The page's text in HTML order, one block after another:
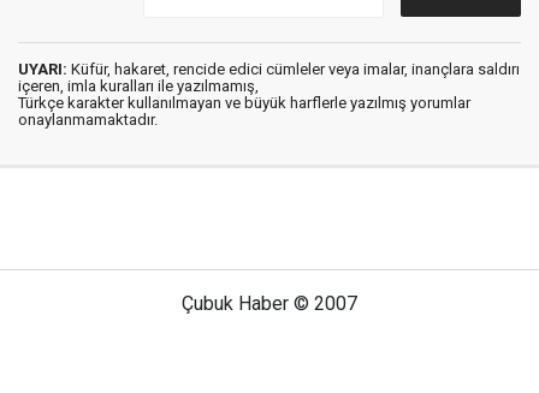
UYARI: Küfür, hakaret, rencide edici cümleler veya imalar, inançlara saldırı
içeren, imla kuralları ile yazılmamış,
Türkçe karakter kullanılmayan ve büyük harflerle yazılmış yorumlar
onaylanmamaktadır.
Çubuk Haber © 2007